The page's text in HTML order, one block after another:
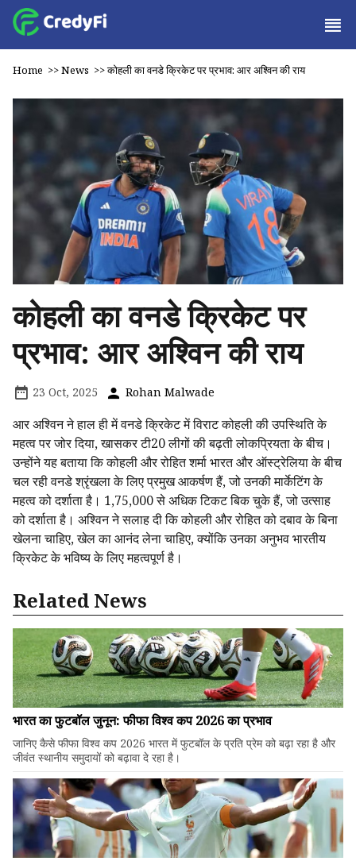
Home >>News >>कोहली का वनडे क्रिकेट पर प्रभाव: आर अश्विन की राय
कोहली का वनडे क्रिकेट पर
प्रभाव: आर अश्विन की राय
23 Oct, 2025 Rohan Malwade
आर अश्विन ने हाल ही में वनडे क्रिकेट में विराट कोहली की उपस्थिति के
महत्व पर जोर दिया, खासकर टी20 लीगों की बढ़ती लोकप्रियता के बीच।
उन्होंने यह बताया कि कोहली और रोहित शर्मा भारत और ऑस्ट्रेलिया के बीच
चल रही वनडे श्रृंखला के लिए प्रमुख आकर्षण हैं, जो उनकी मार्केटिंग के
महत्व को दर्शाता है। 1,75,000 से अधिक टिकट बिक चुके हैं, जो उत्साह
को दर्शाता है। अश्विन ने सलाह दी कि कोहली और रोहित को दबाव के बिना
खेलना चाहिए, खेल का आनंद लेना चाहिए, क्योंकि उनका अनुभव भारतीय
क्रिकेट के भविष्य के लिए महत्वपूर्ण है।
Related News
भारत का फुटबॉल जुनून: फीफा विश्व कप 2026 का प्रभाव
जानिए कैसे फीफा विश्व कप 2026 भारत में फुटबॉल के प्रति प्रेम को बढ़ा रहा है और
जीवंत स्थानीय समुदायों को बढ़ावा दे रहा है।